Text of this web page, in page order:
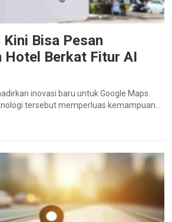
Bisa Pesan
Hotel Berkat Fitur AI
inovasi baru untuk Google Maps.
tersebut memperluas kemampuan…